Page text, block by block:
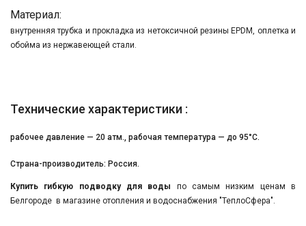
Материал:
внутренняя трубка и прокладка из нетоксичной резины EPDM, оплетка и
обойма из нержавеющей стали.
Технические характеристики :
рабочее давление — 20 атм., рабочая температура — до 95°С.
Страна-производитель: Россия.
Купить гибкую подводку для воды по самым низким ценам в
Белгороде в магазине отопления и водоснабжения "ТеплоСфера".